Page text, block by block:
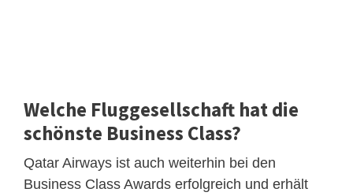
Welche Fluggesellschaft hat die
schönste Business Class?
Qatar Airways ist auch weiterhin bei den
Business Class Awards erfolgreich und erhält